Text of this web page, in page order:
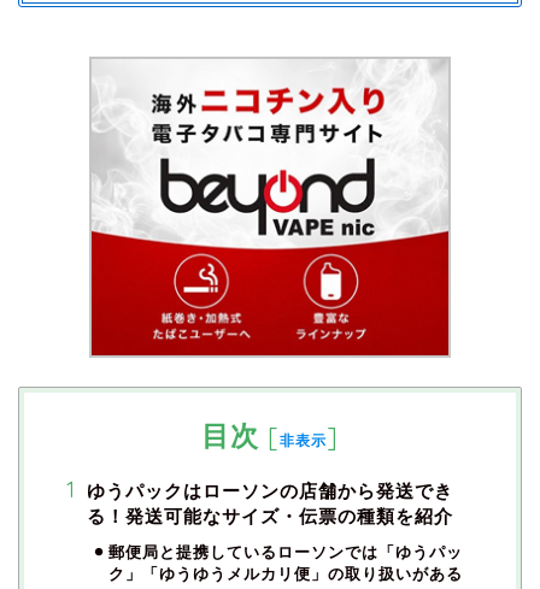
目次 [非表示]
ゆうパックはローソンの店舗から発送でき
る！発送可能なサイズ・伝票の種類を紹介
郵便局と提携しているローソンでは「ゆうパッ
ク」「ゆうゆうメルカリ便」の取り扱いがある